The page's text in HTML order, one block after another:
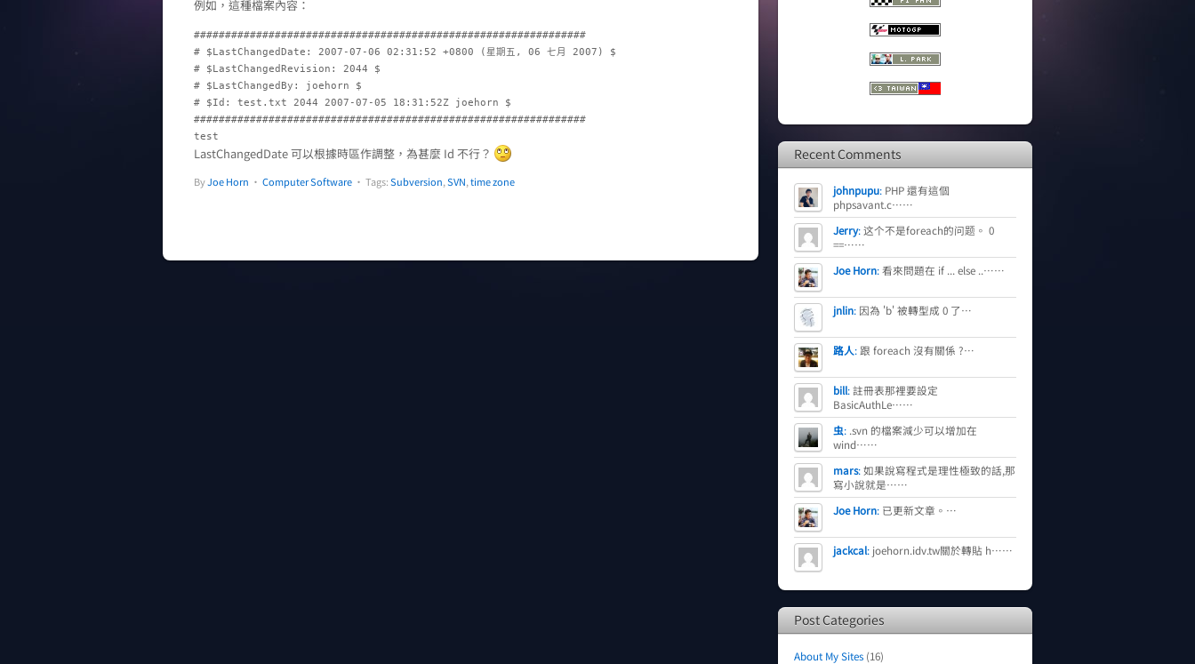
例如，這種檔案內容：
###############################################################
# $LastChangedDate: 2007-07-06 02:31:52 +0800 (星期五, 06 七月 2007) $
# $LastChangedRevision: 2044 $
# $LastChangedBy: joehorn $
# $Id: test.txt 2044 2007-07-05 18:31:52Z joehorn $
###############################################################
test
LastChangedDate 可以根據時區作調整，為甚麼 Id 不行？
ByJoe Horn • Computer Software • Tags:Subversion,SVN,time zone
Recent Comments
johnpupu: PHP 還有這個
phpsavant.c……
Jerry:这个不是foreach的问题。 0
==……
Joe Horn:看來問題在 if ... else ..……
jnlin: 因為 'b' 被轉型成 0 了…
路人: 跟 foreach 沒有關係 ?…
bill:註冊表那裡要設定
BasicAuthLe……
虫: .svn 的檔案減少可以增加在
wind……
mars:如果說寫程式是理性極致的話,那
寫小說就是……
Joe Horn: 已更新文章。…
jackcal: joehorn.idv.tw關於轉貼 h……
Post Categories
About My Sites (16)